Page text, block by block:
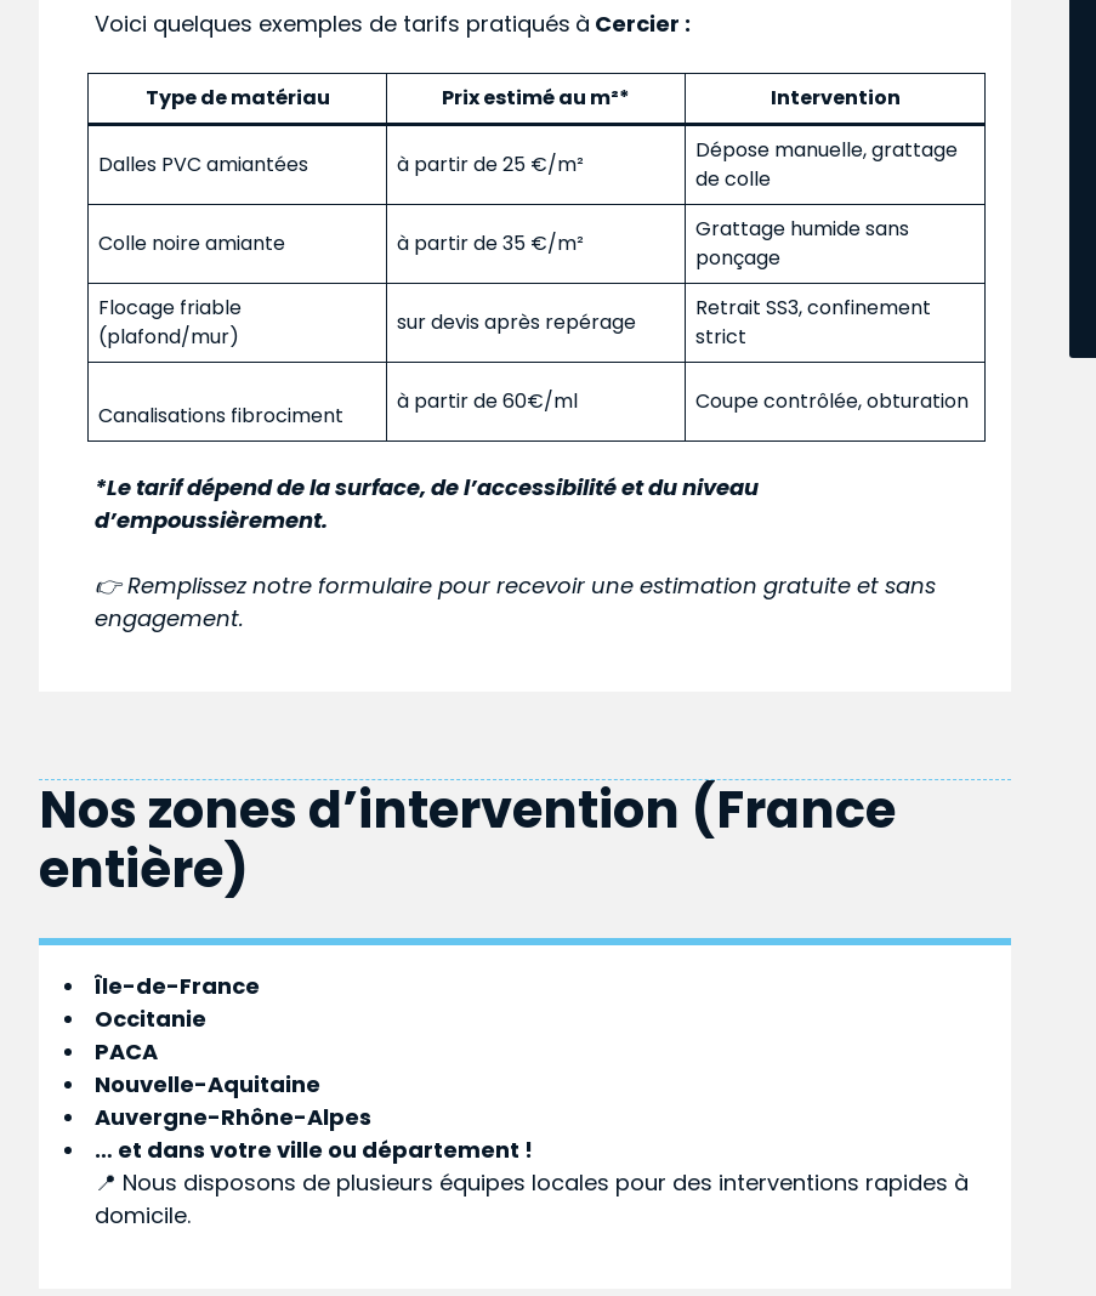
Voici quelques exemples de tarifs pratiqués à Cercier :
Type de matériau Prix estimé au m²* Intervention
Dalles PVC amiantées à partir de 25 €/m²
Dépose manuelle, grattage
de colle
Colle noire amiante à partir de 35 €/m²
Grattage humide sans
ponçage
Flocage friable
(plafond/mur)
sur devis après repérage
Retrait SS3, confinement
strict
Canalisations fibrociment
à partir de 60€/ml Coupe contrôlée, obturation
*Le tarif dépend de la surface, de l’accessibilité et du niveau
d’empoussièrement.
👉 Remplissez notre formulaire pour recevoir une estimation gratuite et sans
engagement.
Nos zones d’intervention (France
entière)
Île-de-France
Occitanie
PACA
Nouvelle-Aquitaine
Auvergne-Rhône-Alpes
… et dans votreville ou département !
📍 Nous disposons de plusieurs équipes locales pour des interventions rapides à
domicile.